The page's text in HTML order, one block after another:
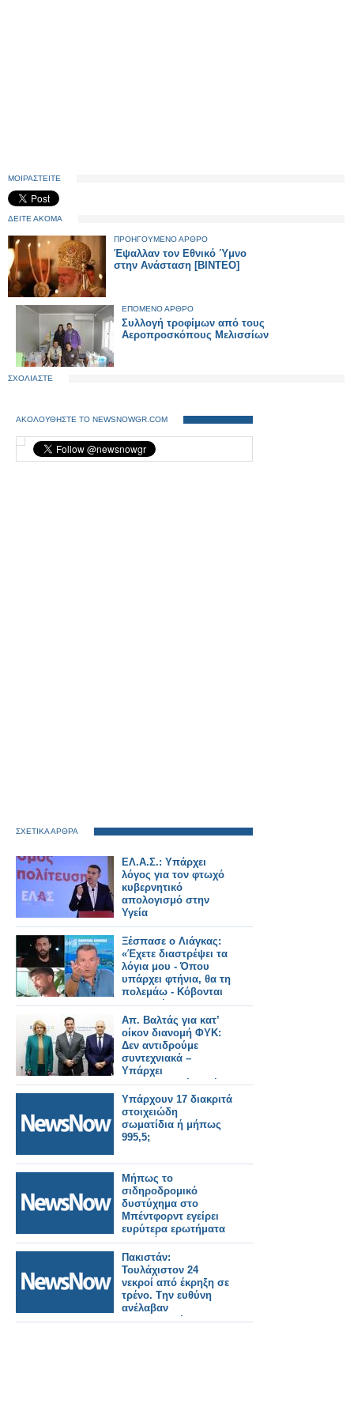
ΜΟΙΡΑΣΤΕΙΤΕ
ΔΕΙΤΕ ΑΚΟΜΑ
ΠΡΟΗΓΟΥΜΕΝΟ ΑΡΘΡΟ
Έψαλλαν τον Εθνικό Ύμνο
στην Ανάσταση [ΒΙΝΤΕΟ]
ΕΠΟΜΕΝΟ ΑΡΘΡΟ
Συλλογή τροφίμων από τους
Αεροπροσκόπους Μελισσίων
ΣΧΟΛΙΑΣΤΕ
ΑΚΟΛΟΥΘΗΣΤΕ ΤΟ NEWSNOWGR.COM
ΣΧΕΤΙΚΑ ΑΡΘΡΑ
ΕΛ.Α.Σ.: Υπάρχει
λόγος για τον φτωχό
κυβερνητικό
απολογισμό στην
Υγεία
Ξέσπασε ο Λιάγκας:
«Έχετε διαστρέψει τα
λόγια μου - Όπου
υπάρχει φτήνια, θα τη
πολεμάω - Κόβονται
εκπομπές και δεν
αντικαθίστανται
Απ. Βαλτάς για κατ’
οίκον διανομή ΦΥΚ:
Δεν αντιδρούμε
συντεχνιακά –
Υπάρχει
φαρμακευτική αρχή
και πρακτική
Υπάρχουν 17 διακριτά
στοιχειώδη
σωματίδια ή μήπως
995,5;
Μήπως το
σιδηροδρομικό
δυστύχημα στο
Μπέντφορντ εγείρει
ευρύτερα ερωτήματα
σχετικά με την
ασφάλεια;
Πακιστάν:
Τουλάχιστον 24
νεκροί από έκρηξη σε
τρένο. Tην ευθύνη
ανέλαβαν
αυτονομιστές